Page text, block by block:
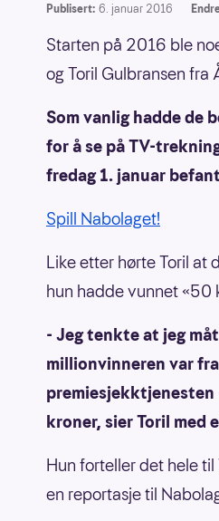
Publisert: 6. januar 2016
Starten på 2016 ble
og Toril Gulbransen fra
Som vanlig hadde de
for å se på TV-
fredag 1. januar
Spill Nabolaget!
Like etter hørte Toril at
hun hadde vunnet «50
- Jeg tenkte at jeg
millionvinneren var
premiesjekktjenesten
kroner, sier Toril med
Hun forteller det hele
en reportasje til